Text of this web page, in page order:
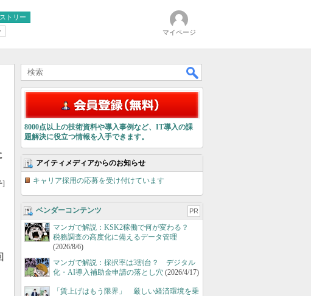
トリー
マイページ
]
8000点以上の技術資料や導入事例など、IT導入の課
題解決に役立つ情報を入手できます。
アイティメディアからのお知らせ
キャリア採用の応募を受け付けています
ベンダーコンテンツ PR
マンガで解説：KSK2稼働で何が変わる？
税務調査の高度化に備えるデータ管理
(2026/8/6)
マンガで解説：採択率は3割台？ デジタル
化・AI導入補助金申請の落とし穴 (2026/4/17)
「賃上げはもう限界」 厳しい経済環境を乗